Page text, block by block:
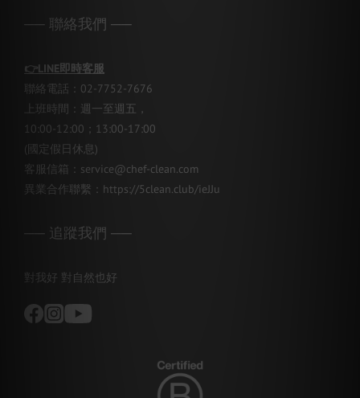
── 聯絡我們 ──
👉LINE即時客服
聯絡電話：02-7752-7676
上班時間：週一至週五，
10:00-12:00；13:00-17:00
(國定假日休息)
客服信箱：service@chef-clean.com
異業合作聯繫： https://5clean.club/ieJJu
── 追蹤我們 ──
對我好 對自然也好